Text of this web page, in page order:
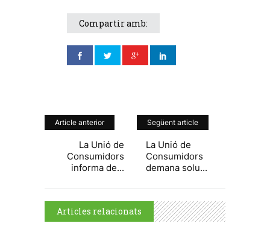
Compartir amb:
Article anterior
La Unió de
Consumidors
informa de...
Següent article
La Unió de
Consumidors
demana solu...
Articles relacionats